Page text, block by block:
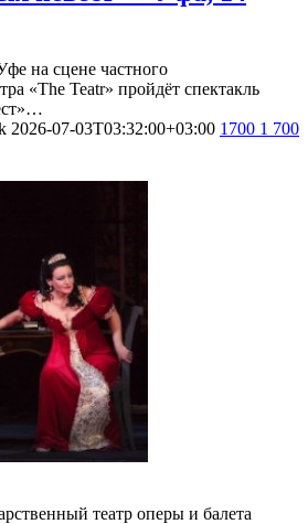
на сцене частного
«The Teatr» пройдёт спектакль
2026-07-03T03:32:00+03:00 1700 1 700
театр оперы и балета